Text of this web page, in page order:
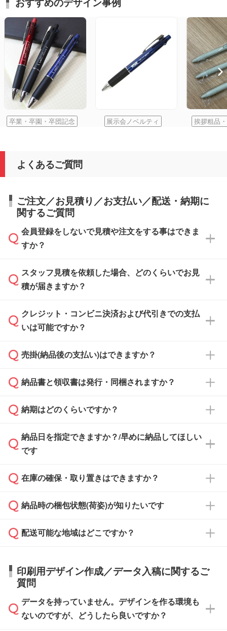
卒業・卒園・卒団記念 展示会ノベルティ 挨拶粗品
よくあるご質問
ご注文／お見積り／お支払い／配送・納期に
関するご質問
会員登録をしないで見積や注文をする事はできま
すか？
可能です。見積・注文フォームにて『ゲストの
まま進む』ボタンからお進みのうえ、ご依頼く
スタッフ見積を依頼した場合、どのくらいでお見
積が届きますか？
通常、翌営業日までにお送りしております。混
雑状況によっては、お時間をいただくこともご
依頼いただいた場合は、翌営業日以降のご連絡
クレジット・コンビニ決済および代引きでの支払
いは可能ですか？
銀行振込のみのご対応となります。
売掛(納品後の支払い)はできますか？
基本的には先入金をお願いしておりますが、自
どの場合は、月末締め翌月末払いに対応可能で
また、卒業・卒園記念品で対策委員会や個人様
校や幼稚園・保育園であれば、同様の条件でご
ご希望の際は担当スタッフまでお気軽にご相談
ください。
納品書と領収書は発行・同梱されますか？
納品書・領収書は ご依頼をいただいた場合の
ず、通常はPDFデータをメール添付でお送りし
ます。
たは注文フォームの『ご注文に関する備考欄』
納期はどのくらいですか？
・印刷する場合(500個程度)
ご入金、イメージ画像の校了から約2週間～2
ご入金確認後、1～2営業日で出荷いたしま
タッフまでお問い合わせください。
ル」に注文予定日をご入力いただくと、おおよ
その締切日や出荷目安をご確認いただけます。
納品日を指定できますか？/早めに納品してほしい
です
ご希望の納期がある場合は、お問い合わせ・お
い。
応が可能かご案内いたします。
す。>>対象商品はこちら
※最短出荷日は商品によって異なります。各商
品ページにてご確認ください
在庫の確保・取り置きはできますか？
ご入金確認後に在庫を確保し、注文確定のご連
はできかねますので予めご了承ください。
納品時の梱包状態(荷姿)が知りたいです
商品によって異なります。各ページにある商品
す。(白箱、化粧箱、ブリスターパックなど)
【袋入り】 商品がひとつずつ袋に入っていま
す。(透明袋、デザイン袋など)
【個包装なし】 個包装がされていない状態で
配送可能な地域はどこですか？
日本全国へお届けが可能です。なお、海外への
直接納品は行っておりませんので予めご了承く
ださい。
印刷用デザイン作成／データ入稿に関するご
質問
データを持っていません。デザインを作る環境も
ないのですが、どうしたら良いですか？